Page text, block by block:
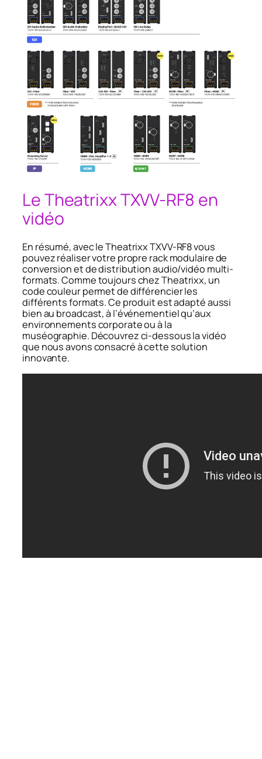
Le Theatrixx TXVV-RF8 en
vidéo
En résumé, avec le Theatrixx TXVV-RF8 vous
pouvez réaliser votre propre rack modulaire de
conversion et de distribution audio/vidéo multi-
formats. Comme toujours chez Theatrixx, un
code couleur permet de différencier les
différents formats. Ce produit est adapté aussi
bien au broadcast, à l’événementiel qu’aux
environnements corporate ou à la
muséographie. Découvrez ci-dessous la vidéo
que nous avons consacré à cette solution
innovante.